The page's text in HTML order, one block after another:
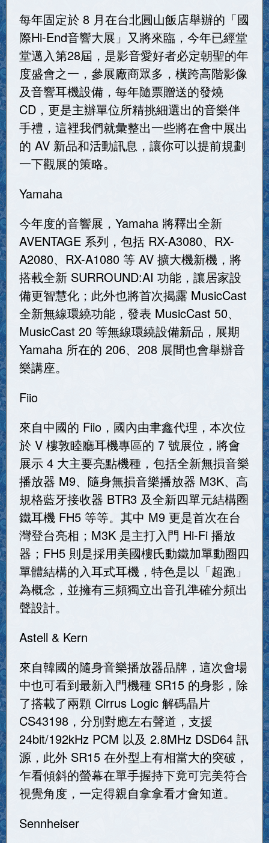
每年固定於 8 月在台北圓山飯店舉辦的「國
際Hi-End音響大展」又將來臨，今年已經堂
堂邁入第28屆，是影音愛好者必定朝聖的年
度盛會之一，參展廠商眾多，橫跨高階影像
及音響耳機設備，每年隨票贈送的發燒
CD，更是主辦單位所精挑細選出的音樂伴
手禮，這裡我們就彙整出一些將在會中展出
的 AV 新品和活動訊息，讓你可以提前規劃
一下觀展的策略。
Yamaha
今年度的音響展，Yamaha 將釋出全新
AVENTAGE 系列，包括 RX-A3080、RX-
A2080、RX-A1080 等 AV 擴大機新機，將
搭載全新 SURROUND:AI 功能，讓居家設
備更智慧化；此外也將首次揭露 MusicCast
全新無線環繞功能，發表 MusicCast 50、
MusicCast 20 等無線環繞設備新品，展期
Yamaha 所在的 206、208 展間也會舉辦音
樂講座。
Fiio
來自中國的 Fiio，國內由聿鑫代理，本次位
於 V 樓敦睦廳耳機專區的 7 號展位，將會
展示 4 大主要亮點機種，包括全新無損音樂
播放器 M9、隨身無損音樂播放器 M3K、高
規格藍牙接收器 BTR3 及全新四單元結構圈
鐵耳機 FH5 等等。其中 M9 更是首次在台
灣登台亮相；M3K 是主打入門 Hi-Fi 播放
器；FH5 則是採用美國樓氏動鐵加單動圈四
單體結構的入耳式耳機，特色是以「超跑」
為概念，並擁有三頻獨立出音孔準確分頻出
聲設計。
Astell & Kern
來自韓國的隨身音樂播放器品牌，這次會場
中也可看到最新入門機種 SR15 的身影，除
了搭載了兩顆 Cirrus Logic 解碼晶片
CS43198，分別對應左右聲道，支援
24bit/192kHz PCM 以及 2.8MHz DSD64 訊
源，此外 SR15 在外型上有相當大的突破，
乍看傾斜的螢幕在單手握持下竟可完美符合
視覺角度，一定得親自拿拿看才會知道。
Sennheiser